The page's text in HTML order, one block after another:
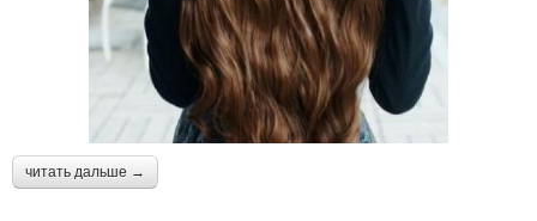
читать дальше →